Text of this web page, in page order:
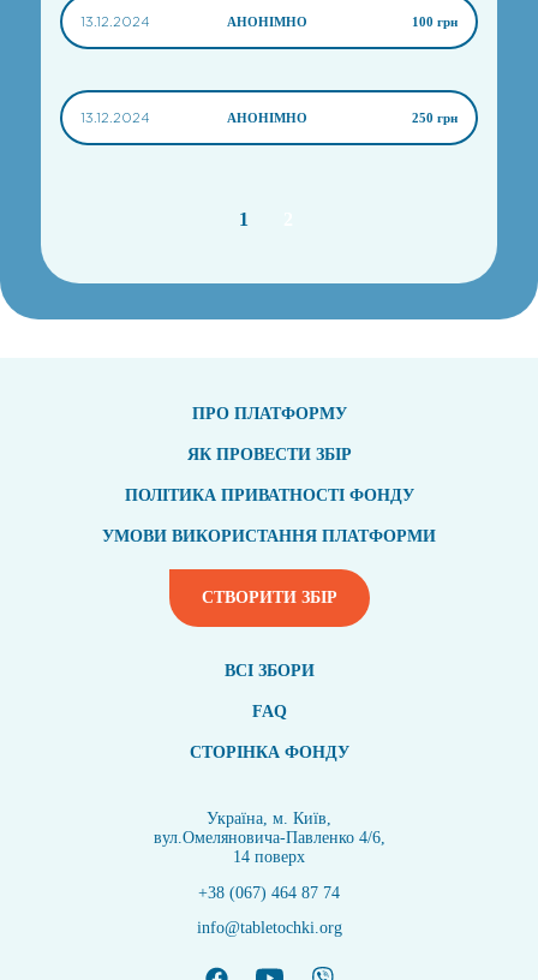
13.12.2024 АНОНІМНО 100 грн
13.12.2024 АНОНІМНО 250 грн
1
ПРО ПЛАТФОРМУ
ЯК ПРОВЕСТИ ЗБІР
ПОЛІТИКА ПРИВАТНОСТІ ФОНДУ
УМОВИ ВИКОРИСТАННЯ ПЛАТФОРМИ
СТВОРИТИ ЗБІР
ВСI ЗБОРИ
FAQ
СТОРІНКА ФОНДУ
Україна, м. Київ,
вул.Омеляновича-Павленко 4/6,
14 поверх
+38 (067) 464 87 74
info@tabletochki.org